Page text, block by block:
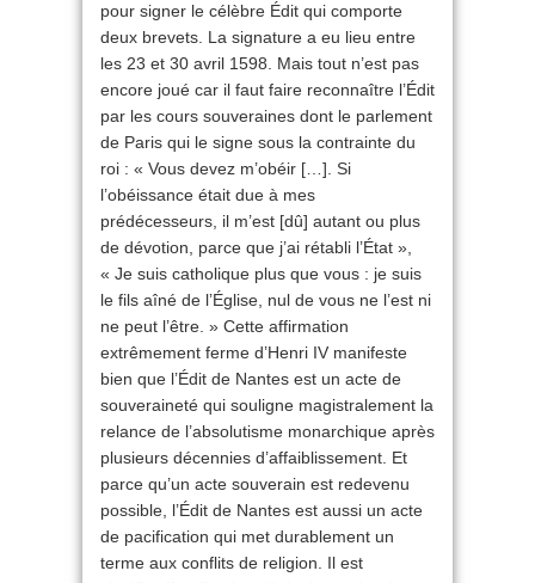
pour signer le célèbre Édit qui comporte
deux brevets. La signature a eu lieu entre
les 23 et 30 avril 1598. Mais tout n’est pas
encore joué car il faut faire reconnaître l’Édit
par les cours souveraines dont le parlement
de Paris qui le signe sous la contrainte du
roi : « Vous devez m’obéir […]. Si
l’obéissance était due à mes
prédécesseurs, il m’est [dû] autant ou plus
de dévotion, parce que j’ai rétabli l’État »,
« Je suis catholique plus que vous : je suis
le fils aîné de l’Église, nul de vous ne l’est ni
ne peut l’être. » Cette affirmation
extrêmement ferme d’Henri IV manifeste
bien que l’Édit de Nantes est un acte de
souveraineté qui souligne magistralement la
relance de l’absolutisme monarchique après
plusieurs décennies d’affaiblissement. Et
parce qu’un acte souverain est redevenu
possible, l’Édit de Nantes est aussi un acte
de pacification qui met durablement un
terme aux conflits de religion. Il est